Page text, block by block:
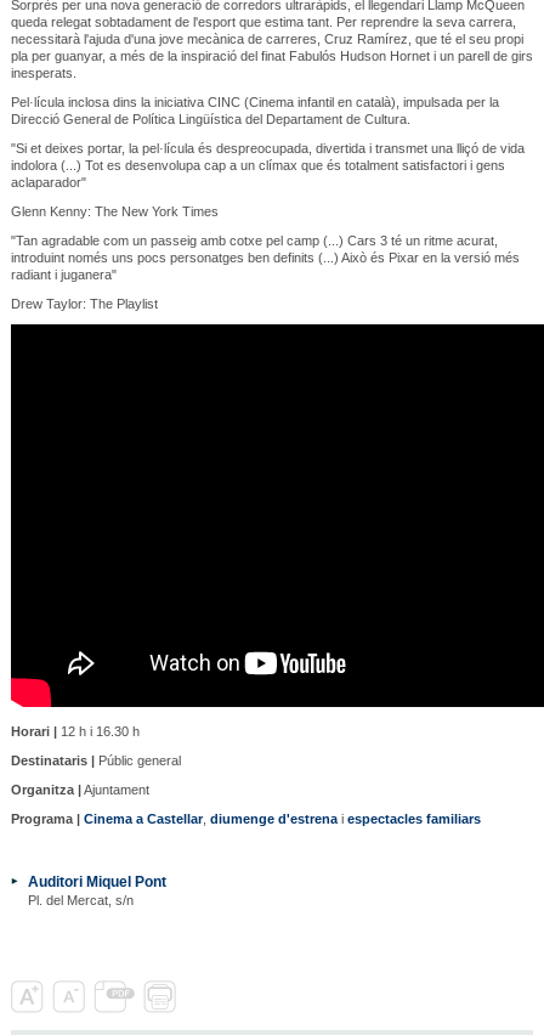
Sorprès per una nova generació de corredors ultraràpids, el llegendari Llamp McQueen
queda relegat sobtadament de l'esport que estima tant. Per reprendre la seva carrera,
necessitarà l'ajuda d'una jove mecànica de carreres, Cruz Ramírez, que té el seu propi
pla per guanyar, a més de la inspiració del finat Fabulós Hudson Hornet i un parell de girs
inesperats.
Pel·lícula inclosa dins la iniciativa CINC (Cinema infantil en català), impulsada per la
Direcció General de Política Lingüística del Departament de Cultura.
"Si et deixes portar, la pel·lícula és despreocupada, divertida i transmet una lliçó de vida
indolora (...) Tot es desenvolupa cap a un clímax que és totalment satisfactori i gens
aclaparador"
Glenn Kenny: The New York Times
"Tan agradable com un passeig amb cotxe pel camp (...) Cars 3 té un ritme acurat,
introduint només uns pocs personatges ben definits (...) Això és Pixar en la versió més
radiant i juganera"
Drew Taylor: The Playlist
Horari |12 h i 16.30 h
Destinataris |Públic general
Organitza |Ajuntament
Programa | Cinema a Castellar, diumenge d'estrenai espectacles familiars
Auditori Miquel Pont
Pl. del Mercat, s/n